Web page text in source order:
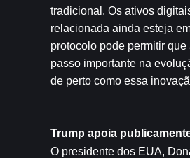
tradicional. Os ativos
relacionada ainda esteja
protocolo pode permitir
passo importante na
de perto como essa
Trump apoia
O presidente dos EUA,